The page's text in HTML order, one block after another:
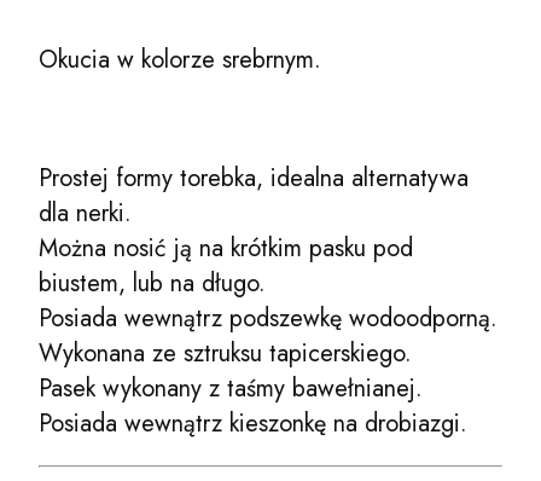
Okucia w kolorze srebrnym.
Prostej formy torebka, idealna alternatywa
dla nerki.
Można nosić ją na krótkim pasku pod
biustem, lub na długo.
Posiada wewnątrz podszewkę wodoodporną.
Wykonana ze sztruksu tapicerskiego.
Pasek wykonany z taśmy bawełnianej.
Posiada wewnątrz kieszonkę na drobiazgi.